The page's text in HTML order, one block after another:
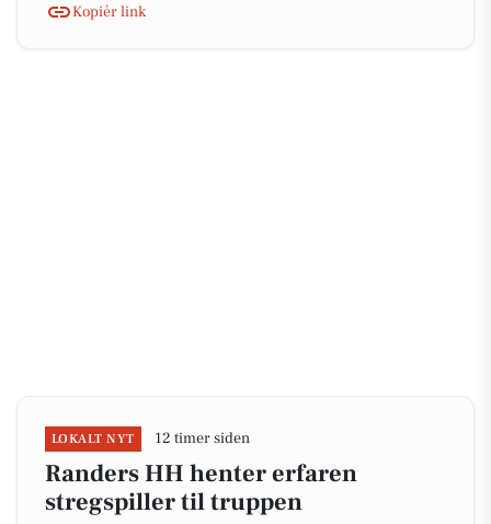
Kopiér link
LOKALT NYT 12 timer siden
Randers HH henter erfaren
stregspiller til truppen